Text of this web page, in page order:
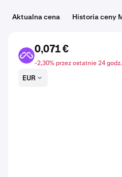
Aktualna cena Historia ceny
MULTI
0,071 €
-2,30% przez ostatnie 24 godz.
EUR